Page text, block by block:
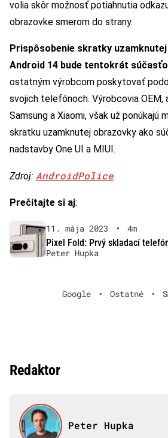
volia skôr možnosť potiahnutia
obrazovke smerom do strany.
Prispôsobenie skratky
Android 14 bude tentokrát
ostatným výrobcom poskytovať
svojich telefónoch. Výrobcovia OEM,
Samsung a Xiaomi, však už ponúkajú
skratku uzamknutej obrazovky ako
nadstavby One UI a MIUI.
Zdroj: AndroidPolice
Prečítajte si aj:
11. mája 2023 •
4m
Pixel Fold: Prvý skladací
Peter Hupka
Google • Ostatné •
Redaktor
Peter Hupka